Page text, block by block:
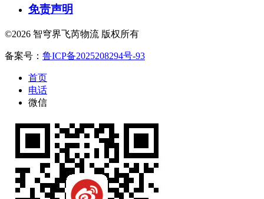
免责声明
©2026 智穹界飞芮物流 版权所有
备案号： 鲁ICP备2025208294号-93
首页
电话
微信